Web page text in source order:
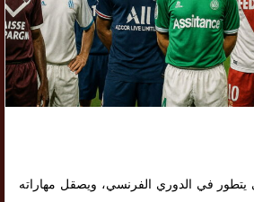
في الدوري الفرنسي، ويصقل مهاراته